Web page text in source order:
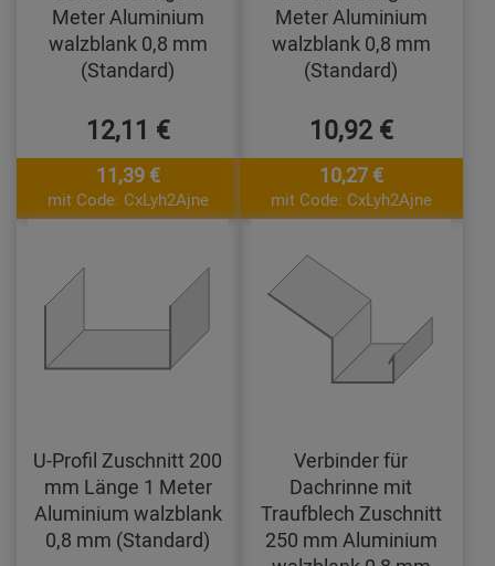
Meter Aluminium
walzblank 0,8 mm
(Standard)
12,11 €
11,39 €
mit Code: CxLyh2Ajne
Meter Aluminium
walzblank 0,8 mm
(Standard)
10,92 €
10,27 €
mit Code: CxLyh2Ajne
U-Profil Zuschnitt 200
mm Länge 1 Meter
Aluminium walzblank
0,8 mm (Standard)
Verbinder für
Dachrinne mit
Traufblech Zuschnitt
250 mm Aluminium